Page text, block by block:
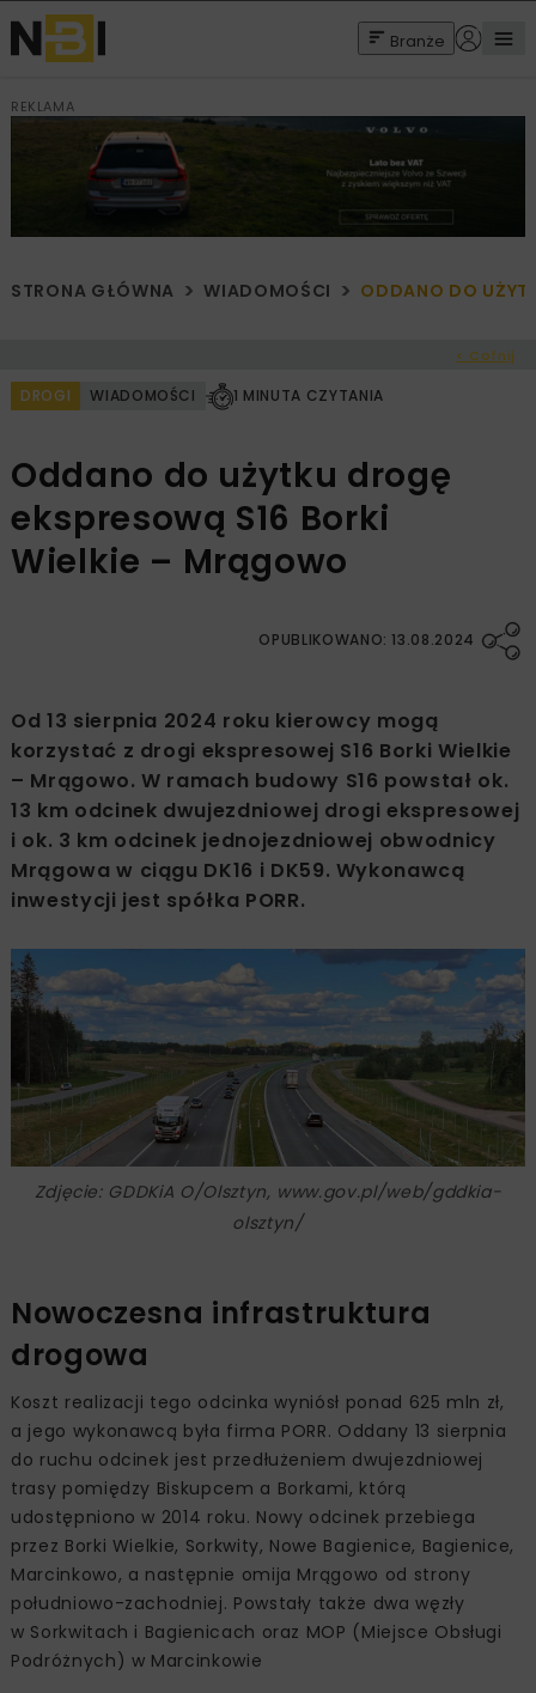
Branże
REKLAMA
STRONA GŁÓWNA WIADOMOŚCI ODDANO DO
< Cofnij
DROGI WIADOMOŚCI 1 MINUTA CZYTANIA
Oddano do użytku drogę
ekspresową S16 Borki
Wielkie – Mrągowo
OPUBLIKOWANO: 13.08.2024
Od 13 sierpnia 2024 roku kierowcy mogą
korzystać z drogi ekspresowej S16 Borki Wielkie
– Mrągowo. W ramach budowy S16 powstał ok.
13 km odcinek dwujezdniowej drogi ekspresowej
i ok. 3 km odcinek jednojezdniowej obwodnicy
Mrągowa w ciągu DK16 i DK59. Wykonawcą
inwestycji jest spółka PORR.
Zdjęcie: GDDKiA O/Olsztyn, www.gov.pl/web/gddkia-
olsztyn/
Nowoczesna infrastruktura
drogowa
Koszt realizacji tego odcinka wyniósł ponad 625 mln zł,
a jego wykonawcą była firma PORR. Oddany 13 sierpnia
do ruchu odcinek jest przedłużeniem dwujezdniowej
trasy pomiędzy Biskupcem a Borkami, którą
udostępniono w 2014 roku. Nowy odcinek przebiega
przez Borki Wielkie, Sorkwity, Nowe Bagienice, Bagienice,
Marcinkowo, a następnie omija Mrągowo od strony
południowo-zachodniej. Powstały także dwa węzły
w Sorkwitach i Bagienicach oraz MOP (Miejsce Obsługi
Podróżnych) w Marcinkowie